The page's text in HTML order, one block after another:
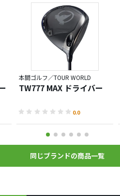
本間ゴルフ／TOUR WORLD
TW777 MAX ドライバー
0.0
同じブランドの商品一覧